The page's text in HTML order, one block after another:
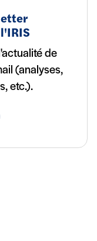
de
(analyses,
etc.).